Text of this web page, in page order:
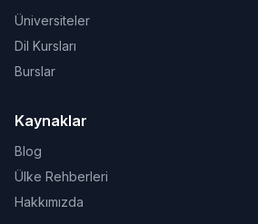
Üniversiteler
Dil Kursları
Burslar
Kaynaklar
Blog
Ülke Rehberleri
Hakkımızda